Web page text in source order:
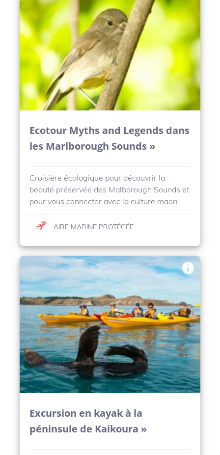
Ecotour Myths and Legends dans
les Marlborough Sounds »
Croisière écologique pour découvrir la
beauté préservée des Malborough Sounds et
pour vous connecter avec la culture maori.
AIRE MARINE PROTÉGÉE
Excursion en kayak à la
péninsule de Kaikoura »